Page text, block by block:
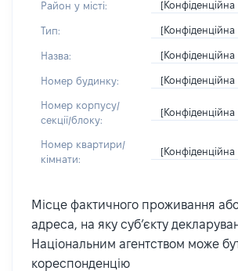
Район у місті: [Конфіденційна
Тип: [Конфіденційна
Назва: [Конфіденційна
Номер будинку: [Конфіденційна
Номер корпусу/
секції/блоку:
[Конфіденційна
Номер квартири/
кімнати:
[Конфіденційна
Місце фактичного проживання
адреса, на яку суб’єкту
Національним агентством може
кореспонденцію